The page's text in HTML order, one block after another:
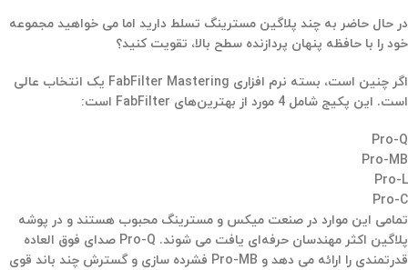
در حال حاضر به چند پلاگین مسترینگ تسلط دارید اما می خواهید مجموعه
خود را با حافظه پنهان پردازنده سطح بالا، تقویت کنید؟
اگر چنین است، بسته نرم افزاری FabFilter Mastering یک انتخاب عالی
است. این پکیج شامل 4 مورد از بهترین‌های FabFilter است:
Pro-Q
Pro-MB
Pro-L
Pro-C
تمامی این موارد در صنعت میکس و مسترینگ محبوب هستند و در پوشه
پلاگین اکثر مهندسان حرفه‌ای یافت می شوند. Pro-Q صدای فوق العاده‌
قدرتمندی را ارائه می دهد و Pro-MB فشرده سازی و گسترش چند باند قوی